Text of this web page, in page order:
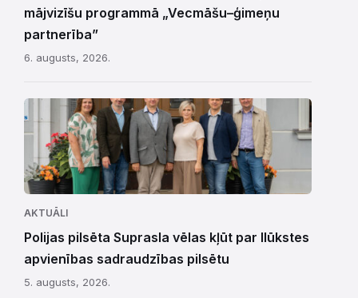
mājvizīšu programmā „Vecmāšu–ģimeņu
partnerība”
6. augusts, 2026.
AKTUĀLI
Polijas pilsēta Suprasla vēlas kļūt par Ilūkstes
apvienības sadraudzības pilsētu
5. augusts, 2026.